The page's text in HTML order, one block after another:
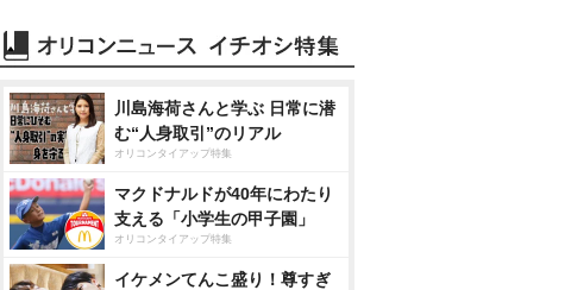
川島海荷さんと学ぶ 日常に潜
む“人身取引”のリアル
オリコンタイアップ特集
マクドナルドが40年にわたり
支える「小学生の甲子園」
オリコンタイアップ特集
イケメンてんこ盛り！尊すぎ